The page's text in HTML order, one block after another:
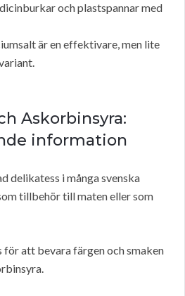
och plastspannar med
är en effektivare, men lite
Askorbinsyra:
information
delikatess i många svenska
tillbehör till maten eller som
för att bevara färgen och smaken